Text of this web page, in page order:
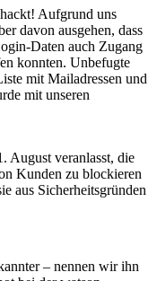
Aufgrund uns
davon ausgehen, dass
Daten auch Zugang
konnten. Unbefugte
mit Mailadressen und
mit unseren
August veranlasst, die
Kunden zu blockieren
aus Sicherheitsgründen
– nennen wir ihn